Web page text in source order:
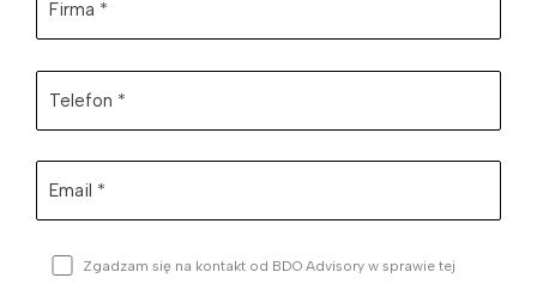
Zgadzam się na kontakt od BDO Advisory w sprawie tej